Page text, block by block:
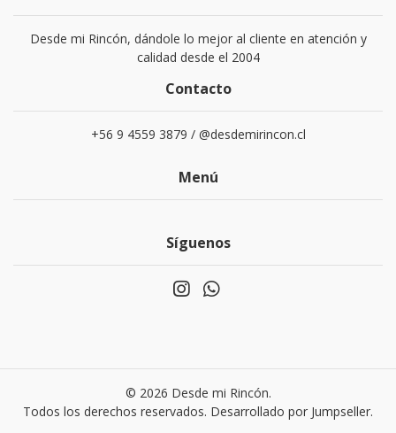
Desde mi Rincón, dándole lo mejor al cliente en atención y
calidad desde el 2004
Contacto
+56 9 4559 3879 / @desdemirincon.cl
Menú
Síguenos
© 2026 Desde mi Rincón.
Todos los derechos reservados. Desarrollado por Jumpseller.